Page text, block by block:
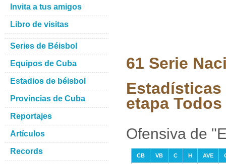
61 Serie
etapa
Ofensiva de
CB VB C H AVE
Invita a tus amigos
Libro de visitas
Series de Béisbol
Equipos de Cuba
Estadios de béisbol
Provincias de Cuba
Reportajes
Artículos
Records